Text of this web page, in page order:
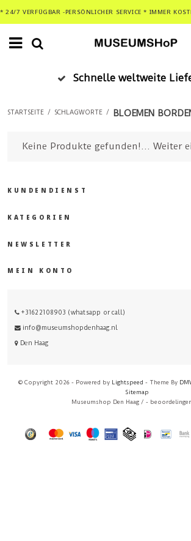
* 24/7 VERFÜGBAR -PERSÖNLICHER SERVICE * IMMER
Schnelle weltweite
STARTSEITE / SCHLAGWORTE / BLOEMEN
Keine Produkte gefunden!... Weiter
KUNDENDIENST
KATEGORIEN
NEWSLETTER
MEIN KONTO
+31622108903 (whatsapp or call)
info@museumshopdenhaag.nl
Den Haag
© Copyright 2026 - Powered by Lightspeed - Theme By
Sitemap
Museumshop Den Haag / -